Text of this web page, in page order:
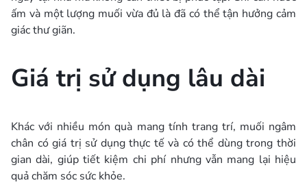
ấm và một lượng muối vừa đủ là đã có thể tận hưởng cảm
giác thư giãn.
Giá trị sử dụng lâu dài
Khác với nhiều món quà mang tính trang trí, muối ngâm
chân có giá trị sử dụng thực tế và có thể dùng trong thời
gian dài, giúp tiết kiệm chi phí nhưng vẫn mang lại hiệu
quả chăm sóc sức khỏe.